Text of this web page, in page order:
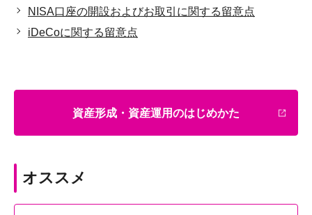
NISA口座の開設およびお取引に関する留意点
iDeCoに関する留意点
資産形成・資産運用のはじめかた
オススメ